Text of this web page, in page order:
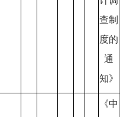
查制
度的
通
知》
《中